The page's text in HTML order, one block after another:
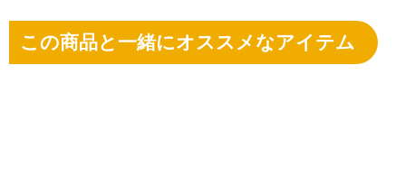
この商品と一緒にオススメなアイテム